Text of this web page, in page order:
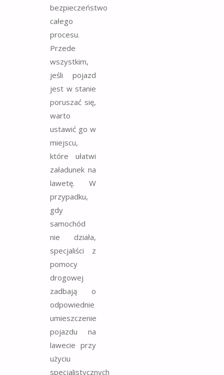
bezpieczeństwo
całego
procesu.
Przede
wszystkim,
jeśli pojazd
jest w stanie
poruszać się,
warto
ustawić go w
miejscu,
które ułatwi
załadunek na
lawetę. W
przypadku,
gdy
samochód
nie działa,
specjaliści z
pomocy
drogowej
zadbają o
odpowiednie
umieszczenie
pojazdu na
lawecie przy
użyciu
specjalistycznych